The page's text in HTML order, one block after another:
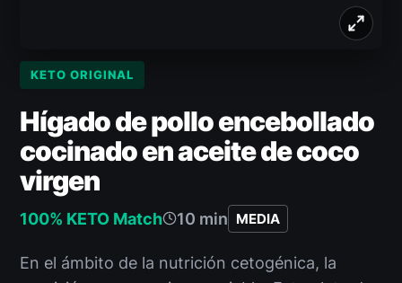
KETO ORIGINAL
Hígado de pollo encebollado
cocinado en aceite de coco
virgen
100% KETO Match 10 min MEDIA
En el ámbito de la nutrición cetogénica, la